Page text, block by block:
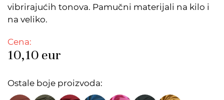
vibrirajućih tonova. Pamučni materijali na kilo i
na veliko.
Cena:
10,10 eur
Ostale boje proizvoda: